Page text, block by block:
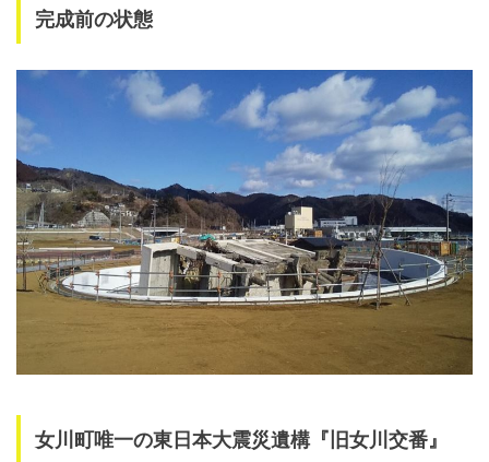
完成前の状態
女川町唯一の東日本大震災遺構『旧女川交番』